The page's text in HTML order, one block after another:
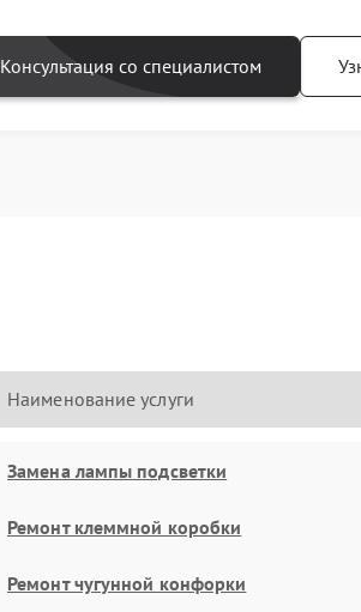
Консультация со специалистом
Наименование услуги
Замена лампы подсветки
Ремонт клеммной коробки
Ремонт чугунной конфорки